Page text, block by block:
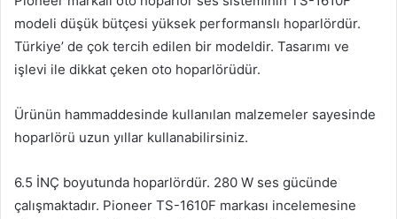
modeli düşük bütçesi yüksek performanslı hoparlördür.
Türkiye’ de çok tercih edilen bir modeldir. Tasarımı ve
işlevi ile dikkat çeken oto hoparlörüdür.
Ürünün hammaddesinde kullanılan malzemeler sayesinde
hoparlörü uzun yıllar kullanabilirsiniz.
6.5 İNÇ boyutunda hoparlördür. 280 W ses gücünde
çalışmaktadır. Pioneer TS-1610F markası incelemesine